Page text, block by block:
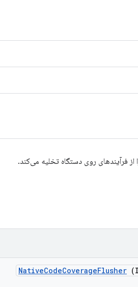
فرآیندهای روی دستگاه تخلیه می‌کند.
NativeCodeCoverageFlusher